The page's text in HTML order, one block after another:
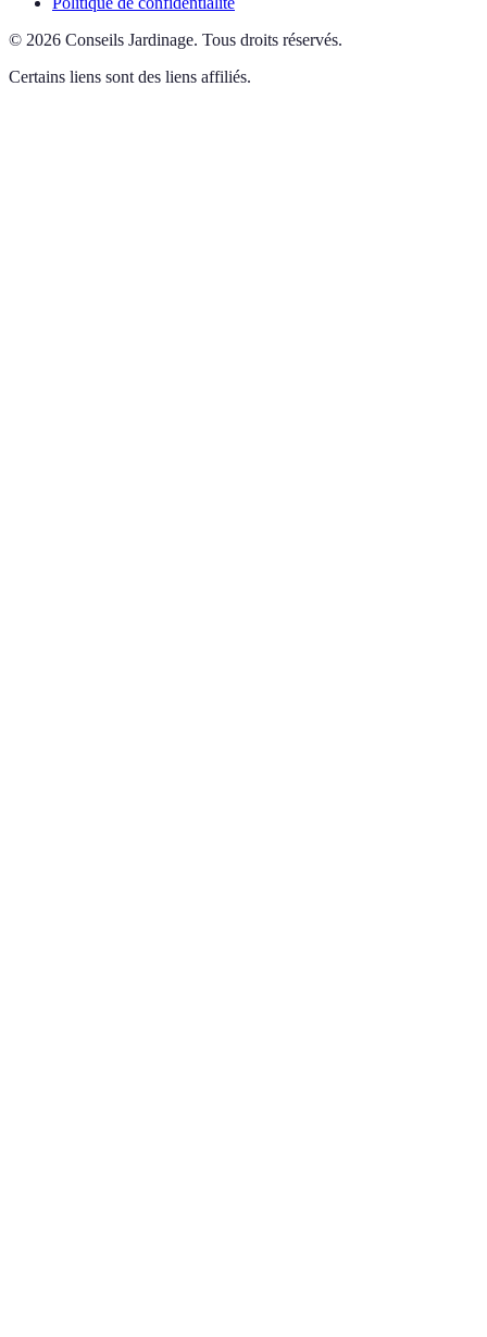
© 2026 Conseils Jardinage. Tous droits réservés.
Certains liens sont des liens affiliés.